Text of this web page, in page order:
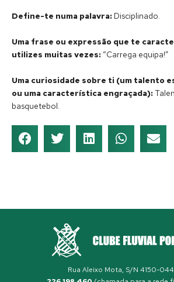
Define-te numa palavra: Disciplinado.
Uma frase ou expressão que te
utilizes muitas vezes: “Carrega equipa!”
Uma curiosidade sobre ti (um talento
ou uma característica engraçada):
basquetebol.
Rua Aleixo Mota, S/N 4150-